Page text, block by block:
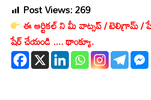
Post Views:269
ఈ ఆర్టికల్ ని మీ వాట్సప్ / టెలిగ్రామ్ /
షేర్ చేయండి .... థాంక్యూ.